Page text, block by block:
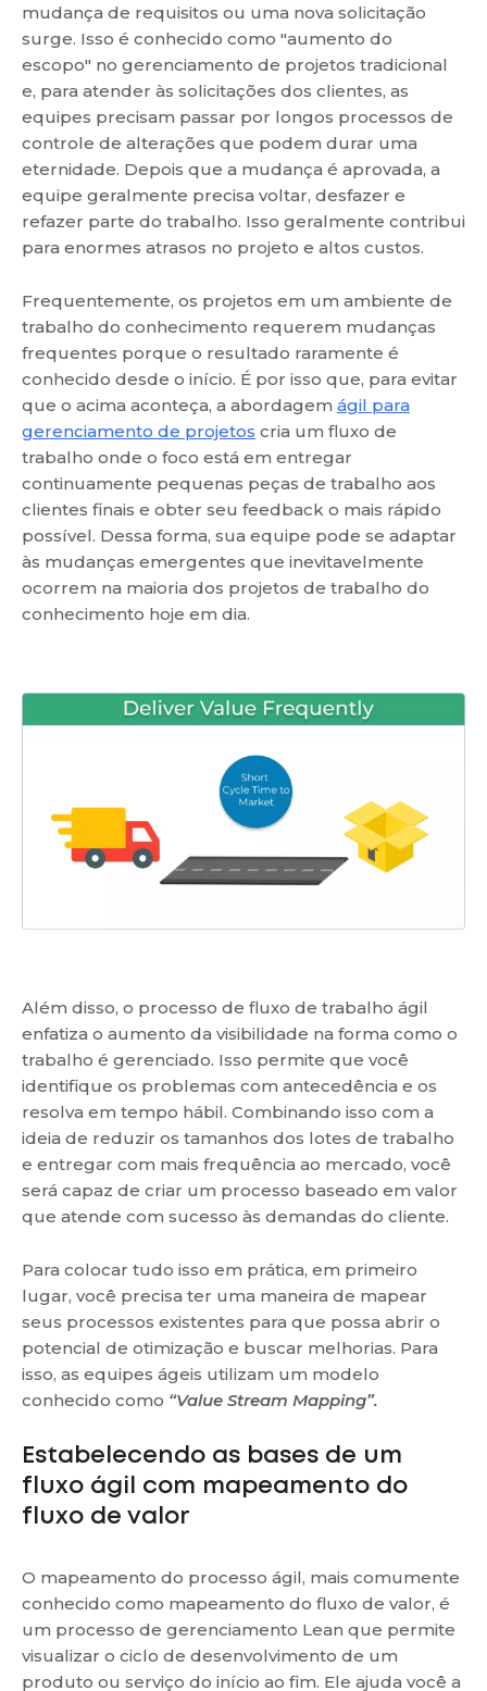
mudança de requisitos ou uma nova solicitação
surge. Isso é conhecido como "aumento do
escopo" no gerenciamento de projetos tradicional
e, para atender às solicitações dos clientes, as
equipes precisam passar por longos processos de
controle de alterações que podem durar uma
eternidade. Depois que a mudança é aprovada, a
equipe geralmente precisa voltar, desfazer e
refazer parte do trabalho. Isso geralmente contribui
para enormes atrasos no projeto e altos custos.
Frequentemente, os projetos em um ambiente de
trabalho do conhecimento requerem mudanças
frequentes porque o resultado raramente é
conhecido desde o início. É por isso que, para evitar
que o acima aconteça, a abordagem ágil para
gerenciamento de projetos cria um fluxo de
trabalho onde o foco está em entregar
continuamente pequenas peças de trabalho aos
clientes finais e obter seu feedback o mais rápido
possível. Dessa forma, sua equipe pode se adaptar
às mudanças emergentes que inevitavelmente
ocorrem na maioria dos projetos de trabalho do
conhecimento hoje em dia.
Além disso, o processo de fluxo de trabalho ágil
enfatiza o aumento da visibilidade na forma como o
trabalho é gerenciado. Isso permite que você
identifique os problemas com antecedência e os
resolva em tempo hábil. Combinando isso com a
ideia de reduzir os tamanhos dos lotes de trabalho
e entregar com mais frequência ao mercado, você
será capaz de criar um processo baseado em valor
que atende com sucesso às demandas do cliente.
Para colocar tudo isso em prática, em primeiro
lugar, você precisa ter uma maneira de mapear
seus processos existentes para que possa abrir o
potencial de otimização e buscar melhorias. Para
isso, as equipes ágeis utilizam um modelo
conhecido como “Value Stream Mapping”.
Estabelecendo as bases de um
fluxo ágil com mapeamento do
fluxo de valor
O mapeamento do processo ágil, mais comumente
conhecido como mapeamento do fluxo de valor, é
um processo de gerenciamento Lean que permite
visualizar o ciclo de desenvolvimento de um
produto ou serviço do início ao fim. Ele ajuda você a